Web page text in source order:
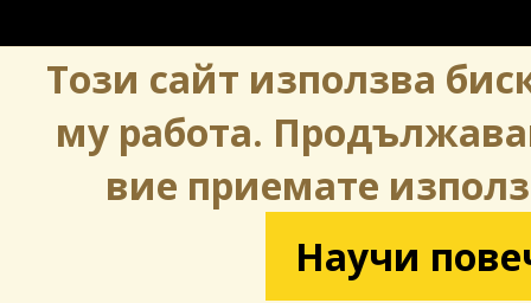
Този сайт използва
му работа.
вие приемате
Научи